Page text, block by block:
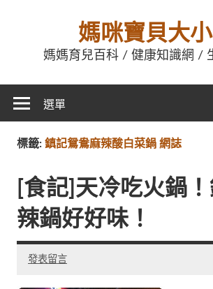
媽咪寶貝大
媽媽育兒百科 / 健康知識網 /
選單
標籤: 鎮記鴛鴦麻辣酸白菜鍋 網誌
[食記]天冷吃火鍋
辣鍋好好味！
發表留言